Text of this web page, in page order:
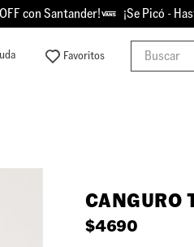
con Santander! ¡Se Picó - Hasta
Buscar
CANGURO
$4690